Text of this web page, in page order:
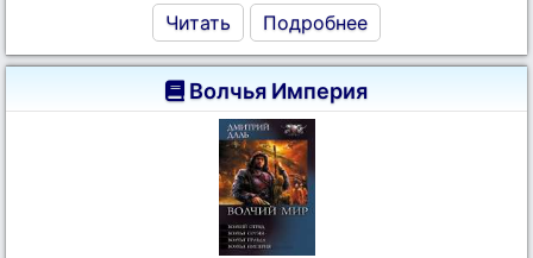
Читать Подробнее
Волчья Империя